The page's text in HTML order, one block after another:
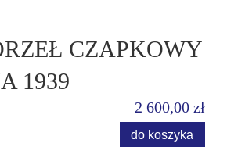
CZAPKOWY
1939
2 600,00 zł
do koszyka